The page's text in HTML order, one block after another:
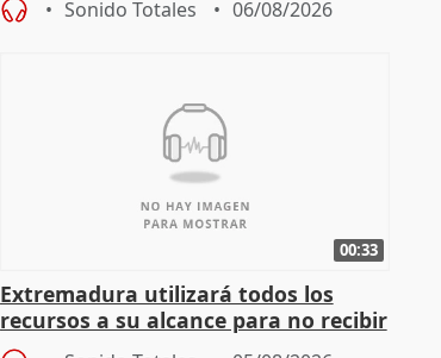
Sonido Totales 06/08/2026
00:33
Extremadura utilizará todos los
recursos a su alcance para no recibir
más menores migrantes